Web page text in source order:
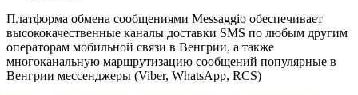
Платформа обмена сообщениями Messaggio обеспечивает
высококачественные каналы доставки SMS по любым другим
операторам мобильной связи в Венгрии, а также
многоканальную маршрутизацию сообщений популярные в
Венгрии мессенджеры (Viber, WhatsApp, RCS)